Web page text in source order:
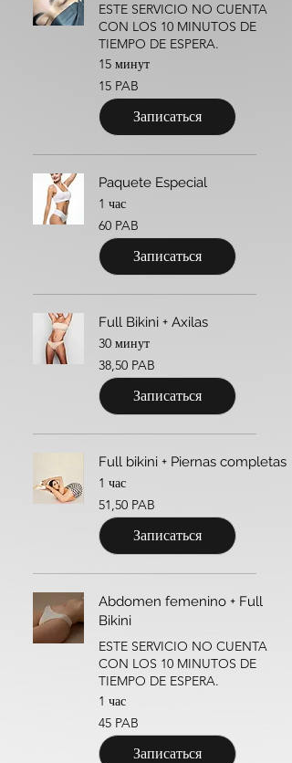
ESTE SERVICIO NO CUENTA
CON LOS 10 MINUTOS DE
TIEMPO DE ESPERA.
15 минут
15
панамских
бальбоа
15 PAB
Записаться
Paquete Especial
1 час
60
панамских
бальбоа
60 PAB
Записаться
Full Bikini + Axilas
30 минут
38,50
панамского
бальбоа
38,50 PAB
Записаться
Full bikini + Piernas completas
1 час
51,50
панамского
бальбоа
51,50 PAB
Записаться
Abdomen femenino + Full
Bikini
ESTE SERVICIO NO CUENTA
CON LOS 10 MINUTOS DE
TIEMPO DE ESPERA.
1 час
45
панамских
бальбоа
45 PAB
Записаться